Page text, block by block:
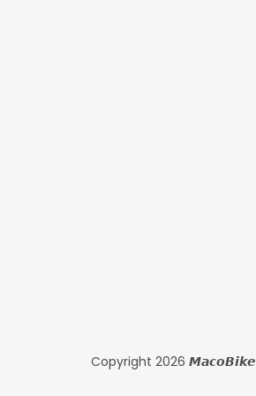
Copyright 2026 𝙈𝙖𝙘𝙤𝘽𝙞𝙠𝙚